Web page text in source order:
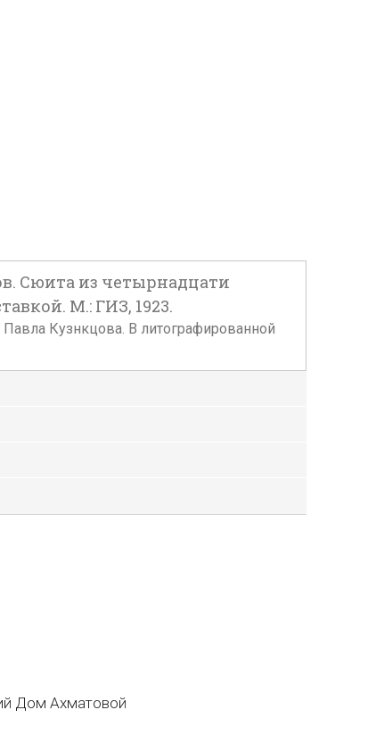
Сюита из четырнадцати
М.: ГИЗ, 1923.
Кузнкцова. В литографированной
Дом Ахматовой